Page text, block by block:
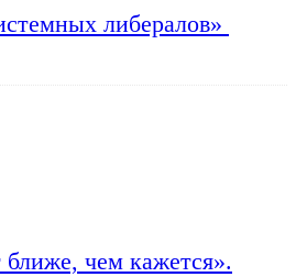
либералов»
ближе, чем кажется».